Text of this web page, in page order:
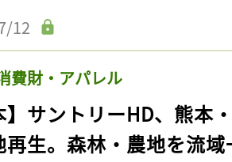
12
費財・アパレル
】サントリーHD、熊本
再生。森林・農地を流